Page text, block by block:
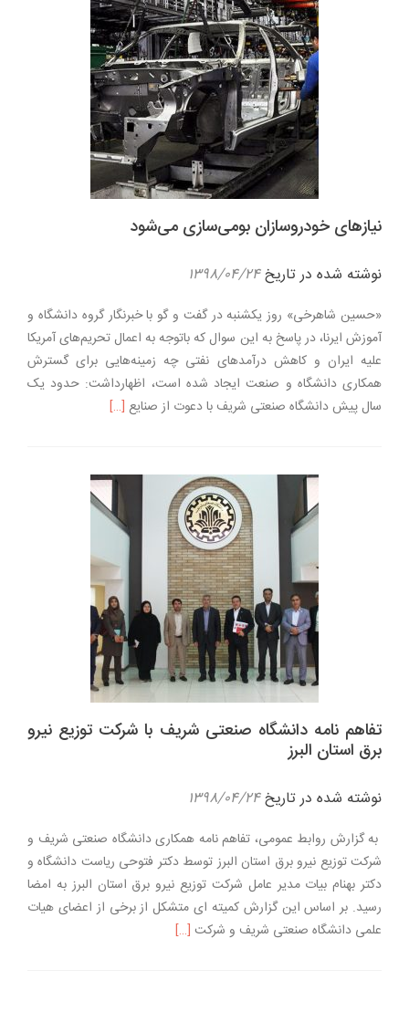
نیازهای خودروسازان بومی‌سازی می‌شود
نوشته شده در تاریخ۱۳۹۸/۰۴/۲۴
«حسین شاهرخی» روز یکشنبه در گفت و گو با خبرنگار گروه دانشگاه و
آموزش ایرنا، در پاسخ به این سوال که باتوجه به اعمال تحریم‌های آمریکا
علیه ایران و کاهش درآمدهای نفتی چه زمینه‌هایی برای گسترش
همکاری دانشگاه و صنعت ایجاد شده است، اظهارداشت: حدود یک
سال پیش دانشگاه صنعتی شریف با دعوت از صنایع اطلاعت بیشتر
[…]
تفاهم نامه دانشگاه صنعتی شریف با شرکت توزیع نیرو
برق استان البرز
نوشته شده در تاریخ۱۳۹۸/۰۴/۲۴
به گزارش روابط عمومی، تفاهم نامه همکاری دانشگاه صنعتی شریف و
شرکت توزیع نیرو برق استان البرز توسط دکتر فتوحی ریاست دانشگاه و
دکتر بهنام بیات مدیر عامل شرکت توزیع نیرو برق استان البرز به امضا
رسید. بر اساس این گزارش کمیته ای متشکل از برخی از اعضای هیات
علمی دانشگاه صنعتی شریف و شرکت اطلاعت بیشتر دربارهتفاهم نامه
[…]